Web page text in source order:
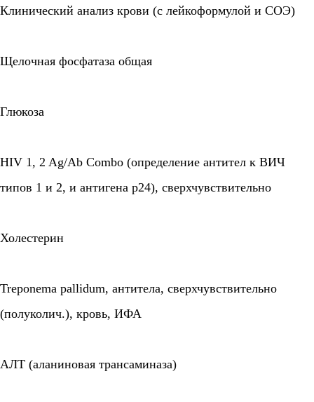
Клинический анализ крови (с лейкоформулой и СОЭ)
Щелочная фосфатаза общая
Глюкоза
HIV 1, 2 Ag/Ab Combo (определение антител к ВИЧ
типов 1 и 2, и антигена p24), сверхчувствительно
Холестерин
Treponema pallidum, антитела, сверхчувствительно
(полуколич.), кровь, ИФА
АЛТ (аланиновая трансаминаза)